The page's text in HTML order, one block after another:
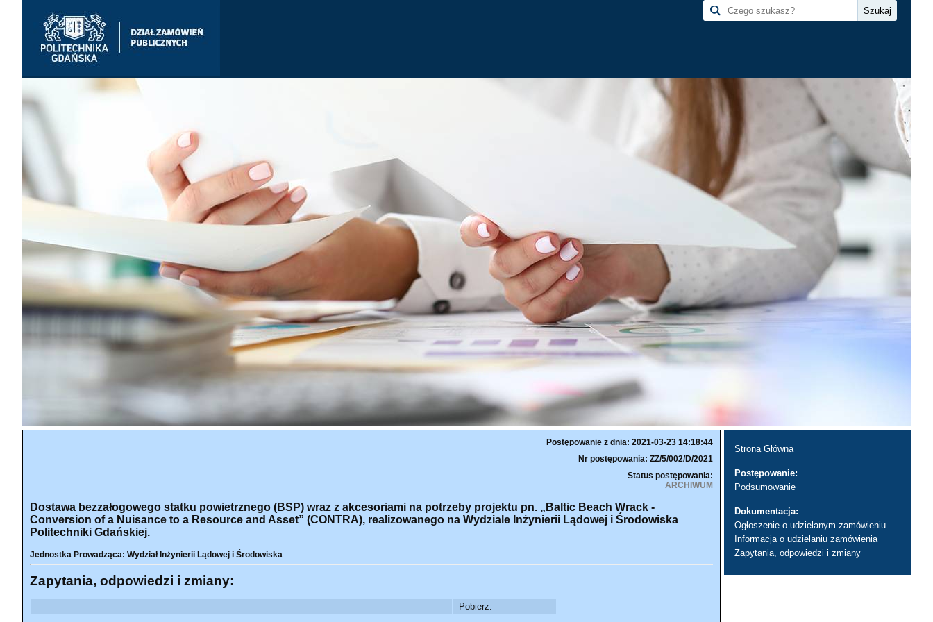
Postępowanie z dnia: 2021-03-23 14:18:44
Nr postępowania: ZZ/5/002/D/2021
Status postępowania:
ARCHIWUM
Dostawa bezzałogowego statku powietrznego (BSP) wraz z akcesoriami na potrzeby projektu pn. „Baltic Beach Wrack -
Conversion of a Nuisance to a Resource and Asset” (CONTRA), realizowanego na Wydziale Inżynierii Lądowej i Środowiska
Politechniki Gdańskiej.
Jednostka Prowadząca: Wydział Inżynierii Lądowej i Środowiska
Zapytania, odpowiedzi i zmiany:
Pobierz:
Strona Główna
Postępowanie:
Podsumowanie
Dokumentacja:
Ogłoszenie o udzielanym zamówieniu
Informacja o udzielaniu zamówienia
Zapytania, odpowiedzi i zmiany